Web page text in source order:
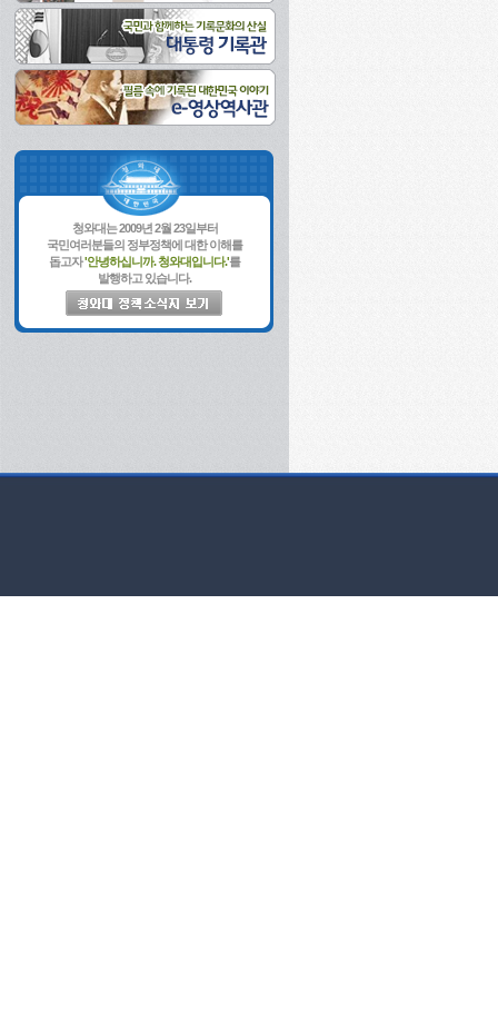
청와대는 2009년 2월 23일부터
국민여러분들의 정부정책에 대한 이해를
돕고자'안녕하십니까. 청와대입니다.'를
발행하고 있습니다.